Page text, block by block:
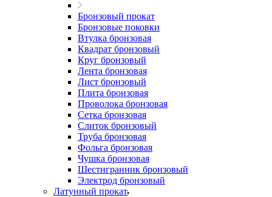
Бронзовый прокат
Бронзовые поковки
Втулка бронзовая
Квадрат бронзовый
Круг бронзовый
Лента бронзовая
Лист бронзовый
Плита бронзовая
Проволока бронзовая
Сетка бронзовая
Слиток бронзовый
Труба бронзовая
Фольга бронзовая
Чушка бронзовая
Шестигранник бронзовый
Электрод бронзовый
Латунный прокат